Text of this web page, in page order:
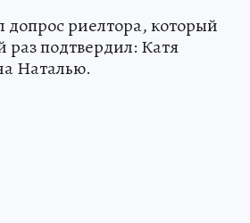
допрос риелтора, который
подтвердил: Катя
Наталью.